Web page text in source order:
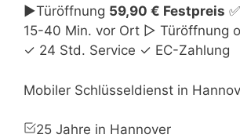
►Türöffnung 59,90 € Festpreis
15-40 Min. vor Ort ▷ Türöffnung
✓ 24 Std. Service ✓ EC-Zahlung
Mobiler Schlüsseldienst in
25 Jahre in Hannover